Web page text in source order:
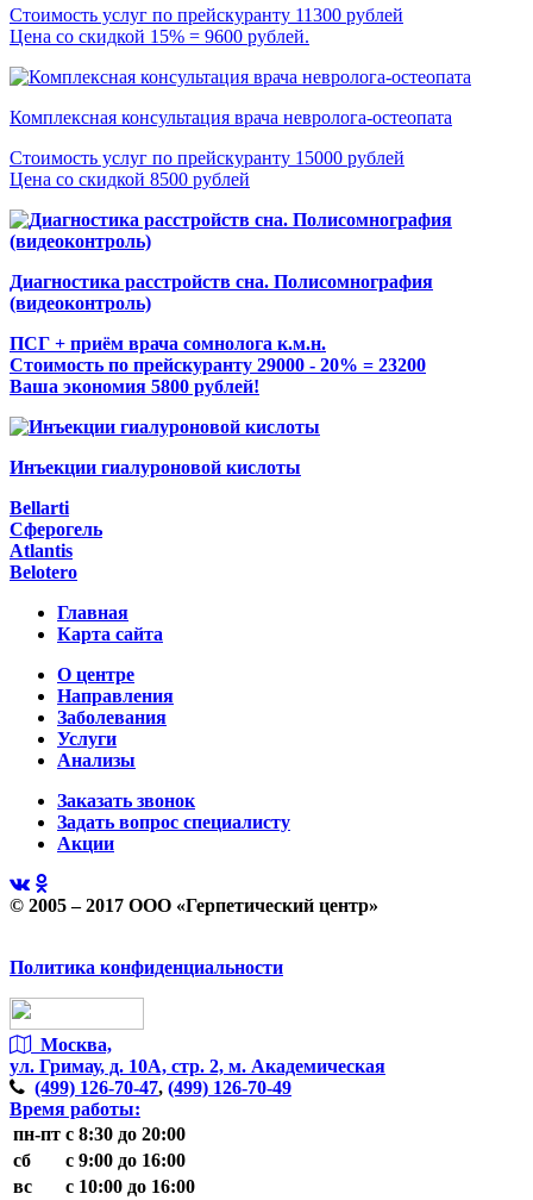
Стоимость услуг по прейскуранту 11300 рублей
Цена со скидкой 15% = 9600 рублей.
Комплексная консультация врача невролога-остеопата
Стоимость услуг по прейскуранту 15000 рублей
Цена со скидкой 8500 рублей
Диагностика расстройств сна. Полисомнография
(видеоконтроль)
ПСГ + приём врача сомнолога к.м.н.
Стоимость по прейскуранту 29000 - 20% = 23200
Ваша экономия 5800 рублей!
Инъекции гиалуроновой кислоты
Bellarti
Сферогель
Atlantis
Belotero
Главная
Карта сайта
О центре
Направления
Заболевания
Услуги
Анализы
Заказать звонок
Задать вопрос специалисту
Акции
© 2005 – 2017 ООО «Герпетический центр»
Политика конфиденциальности
Москва,
ул. Гримау, д. 10А, стр. 2, м. Академическая
(499) 126-70-47, (499) 126-70-49
Время работы:
пн-пт с 8:30 до 20:00
сб
с 9:00 до 16:00
вс
с 10:00 до 16:00